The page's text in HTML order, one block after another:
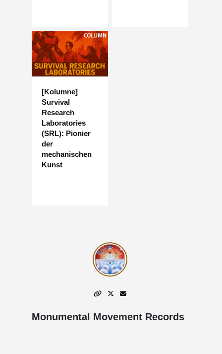
[Kolumne]
Survival
Research
Laboratories
(SRL): Pionier
der
mechanischen
Kunst
Monumental Movement Records